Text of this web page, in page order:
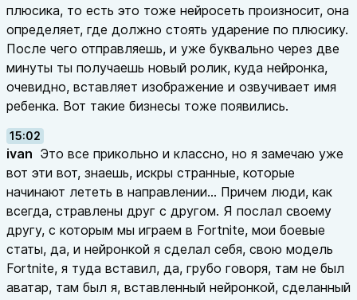
плюсика, то есть это тоже нейросеть произносит, она
определяет, где должно стоять ударение по плюсику.
После чего отправляешь, и уже буквально через две
минуты ты получаешь новый ролик, куда нейронка,
очевидно, вставляет изображение и озвучивает имя
ребенка. Вот такие бизнесы тоже появились.
15:02
ivan Это все прикольно и классно, но я замечаю уже
вот эти вот, знаешь, искры странные, которые
начинают лететь в направлении... Причем люди, как
всегда, стравлены друг с другом. Я послал своему
другу, с которым мы играем в Fortnite, мои боевые
статы, да, и нейронкой я сделал себя, свою модель
Fortnite, я туда вставил, да, грубо говоря, там не был
аватар, там был я, вставленный нейронкой, сделанный